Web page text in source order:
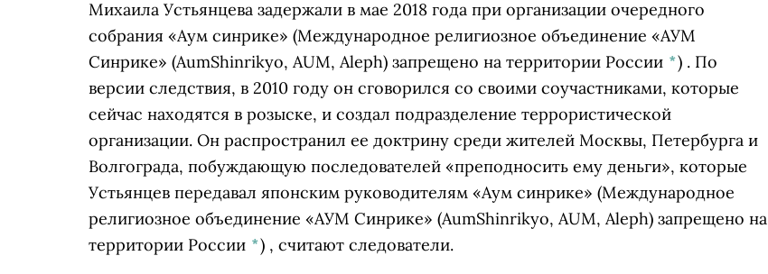
Михаила Устьянцева задержали в мае 2018 года при организации очередного
собрания «Аум синрике» (Международное религиозное объединение «АУМ
Синрике» (AumShinrikyo, AUM, Aleph) запрещено на территории России *) . По
версии следствия, в 2010 году он сговорился со своими соучастниками, которые
сейчас находятся в розыске, и создал подразделение террористической
организации. Он распространил ее доктрину среди жителей Москвы, Петербурга и
Волгограда, побуждающую последователей «преподносить ему деньги», которые
Устьянцев передавал японским руководителям «Аум синрике» (Международное
религиозное объединение «АУМ Синрике» (AumShinrikyo, AUM, Aleph) запрещено на
территории России *) , считают следователи.